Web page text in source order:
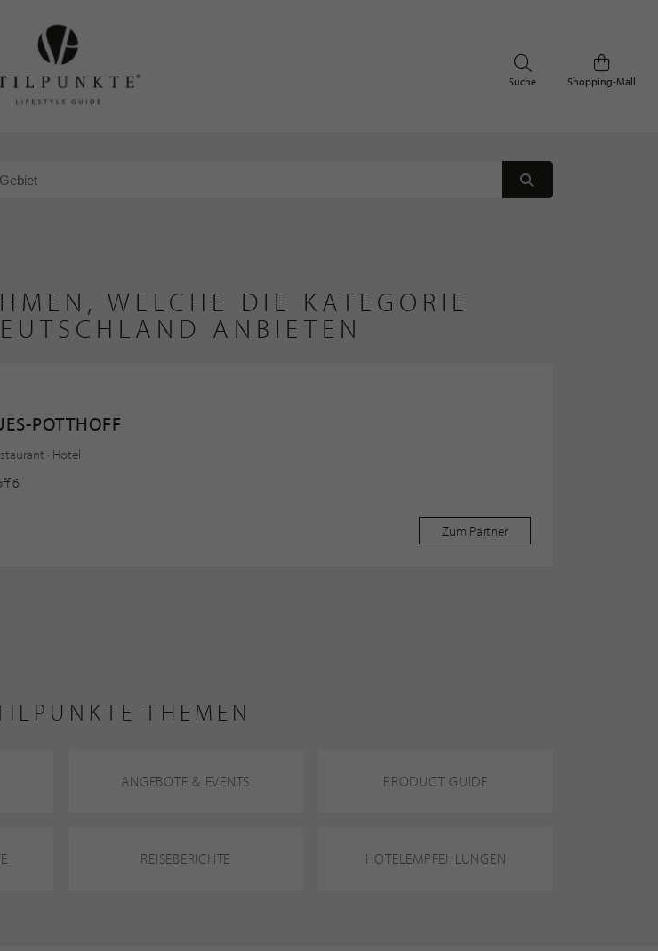
Shopping-Mall
Suche
WELCHE DIE KATEGORIE
ANBIETEN
POTTHOFF
· Hotel
6
Zum Partner
THEMEN
ANGEBOTE & EVENTS PRODUCT GUIDE
REISEBERICHTE HOTELEMPFEHLUNGEN